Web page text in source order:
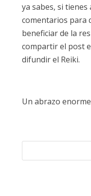
ya sabes, si
comentarios para
beneficiar de la
compartir el post
difundir el Reiki.
Un abrazo